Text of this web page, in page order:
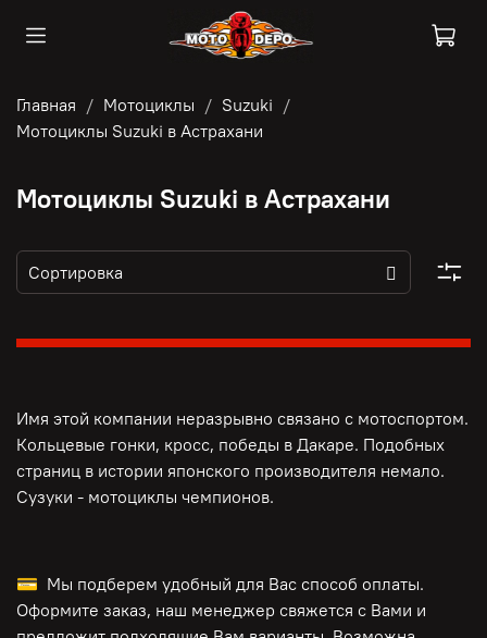
Главная Мотоциклы
Suzuki
Мотоциклы Suzuki в Астрахани
Мотоциклы Suzuki в Астрахани
Имя этой компании неразрывно связано с мотоспортом.
Кольцевые гонки, кросс, победы в Дакаре. Подобных
страниц в истории японского производителя немало.
Сузуки - мотоциклы чемпионов.
💳 Мы подберем удобный для Вас способ оплаты.
Оформите заказ, наш менеджер свяжется с Вами и